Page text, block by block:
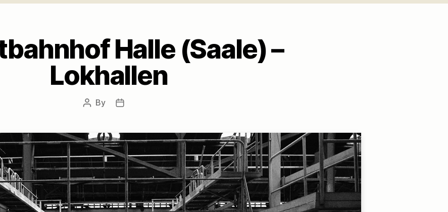
Halle (Saale) –
Lokhallen
Post
By
Post